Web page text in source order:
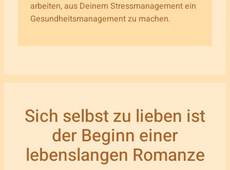
arbeiten, aus Deinem Stressmanagement ein
Gesundheitsmanagement zu machen.
Sich selbst zu lieben ist
der Beginn einer
lebenslangen Romanze